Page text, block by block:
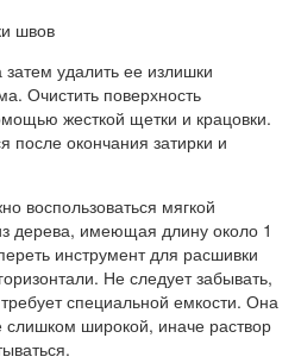
удалить ее излишки
Очистить поверхность
жесткой щетки и крацовки.
после окончания затирки и
воспользоваться мягкой
дерева, имеющая длину около 1
инструмент для расшивки
Не следует забывать,
специальной емкости. Она
слишком широкой, иначе раствор